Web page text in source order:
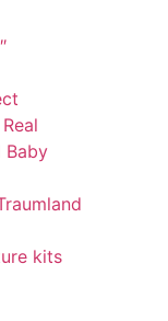
Baby
kits